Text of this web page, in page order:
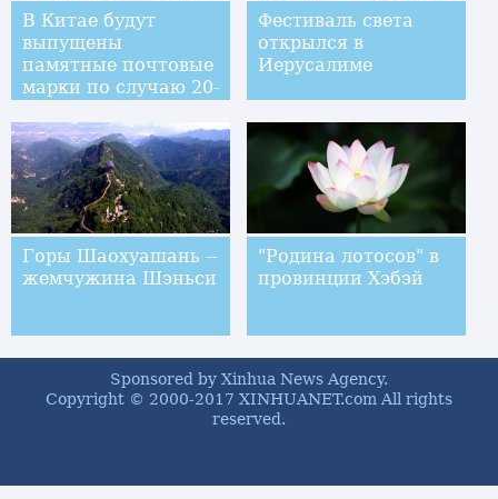
В Китае будут
выпущены
памятные почтовые
марки по случаю 20-
Сянгана под
юрисдикцию Китая
Фестиваль света
открылся в
Иерусалиме
Горы Шаохуашань --
жемчужина Шэньси
"Родина лотосов" в
провинции Хэбэй
Sponsored by Xinhua News Agency.
Copyright © 2000-2017 XINHUANET.com All rights
reserved.